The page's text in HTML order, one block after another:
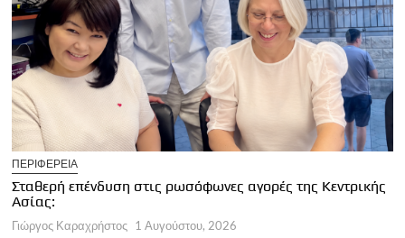
ΠΕΡΙΦΕΡΕΙΑ
Σταθερή επένδυση στις ρωσόφωνες αγορές της Κεντρικής
Ασίας:
Γιώργος Καραχρήστος 1 Αυγούστου, 2026